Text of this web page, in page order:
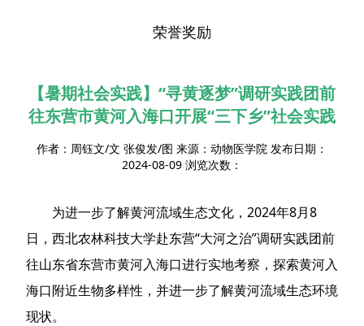
荣誉奖励
【暑期社会实践】“寻黄逐梦”调研实践团前
往东营市黄河入海口开展“三下乡”社会实践
作者：周钰文/文 张俊发/图 来源：动物医学院 发布日期：
2024-08-09 浏览次数：
为进一步了解黄河流域生态文化，2024年8月8
日，西北农林科技大学赴东营“大河之治”调研实践团前
往山东省东营市黄河入海口进行实地考察，探索黄河入
海口附近生物多样性，并进一步了解黄河流域生态环境
现状。